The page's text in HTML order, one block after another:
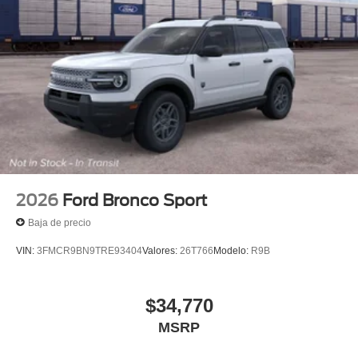
2026 Ford Bronco Sport
Baja de precio
VIN: 3FMCR9BN9TRE93404Valores: 26T766Modelo: R9B
$34,770
MSRP